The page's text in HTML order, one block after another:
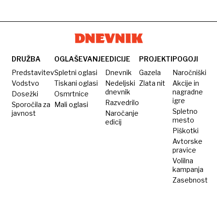
2023
osmi
del
Misije:
Nemogoče
DRUŽBA
Predstavitev
Vodstvo
Dosežki
Sporočila za
javnost
OGLAŠEVANJE
Spletni oglasi
Tiskani oglasi
Osmrtnice
Mali oglasi
EDICIJE
Dnevnik
Nedeljski
dnevnik
Razvedrilo
Naročanje
edicij
PROJEKTI
Gazela
Zlata nit
POGOJI
Naročniški
Akcije in
nagradne
igre
Spletno
mesto
Piškotki
Avtorske
pravice
Volilna
kampanja
Zasebnost